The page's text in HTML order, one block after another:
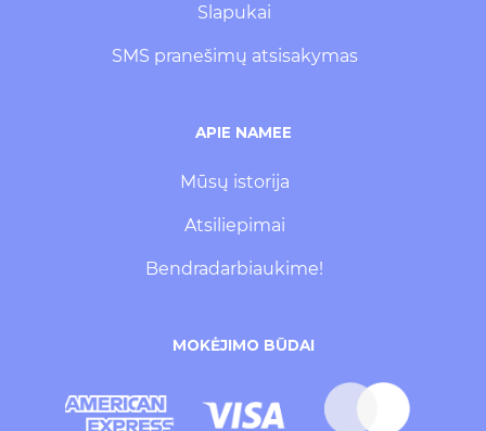
Slapukai
SMS pranešimų atsisakymas
APIE NAMEE
Mūsų istorija
Atsiliepimai
Bendradarbiaukime!
MOKĖJIMO BŪDAI